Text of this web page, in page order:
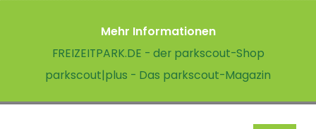
Mehr Informationen
FREIZEITPARK.DE - der parkscout-Shop
parkscout|plus - Das parkscout-Magazin